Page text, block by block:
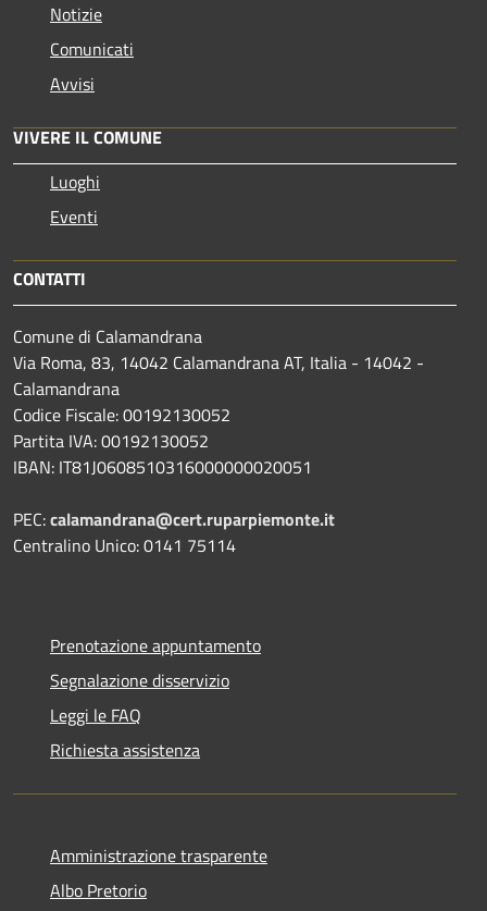
Notizie
Comunicati
Avvisi
VIVERE IL COMUNE
Luoghi
Eventi
CONTATTI
Comune di Calamandrana
Via Roma, 83, 14042 Calamandrana AT, Italia - 14042 -
Calamandrana
Codice Fiscale: 00192130052
Partita IVA: 00192130052
IBAN: IT81J0608510316000000020051
PEC:calamandrana@cert.ruparpiemonte.it
Centralino Unico: 0141 75114
Prenotazione appuntamento
Segnalazione disservizio
Leggi le FAQ
Richiesta assistenza
Amministrazione trasparente
Albo Pretorio